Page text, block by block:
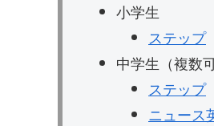
小学生
ステップ
中学生（複数可
ステップ
ニュース